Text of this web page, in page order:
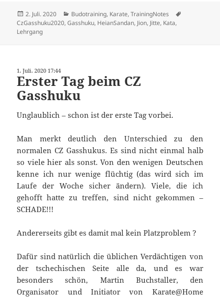
Veröffentlicht
am
2. Juli. 2020 Kategorien
Budotraining, Karate,TrainingNotes
CzGasshuku2020,Gasshuku, HeianSandan, Jion, Jitte, Kata,
Lehrgang
1. Juli. 2020 17:44
Erster Tag beim CZ
Gasshuku
Unglaublich – schon ist der erste Tag vorbei.
Man merkt deutlich den Unterschied zu den
normalen CZ Gasshukus. Es sind nicht einmal halb
so viele hier als sonst. Von den wenigen Deutschen
kenne ich nur wenige flüchtig (das wird sich im
Laufe der Woche sicher ändern). Viele, die ich
gehofft hatte zu treffen, sind nicht gekommen –
SCHADE!!!
Andererseits gibt es damit mal kein Platzproblem ?
Dafür sind natürlich die üblichen Verdächtigen von
der tschechischen Seite alle da, und es war
besonders schön, Martin Buchstaller, den
Organisator und Initiator von Karate@Home